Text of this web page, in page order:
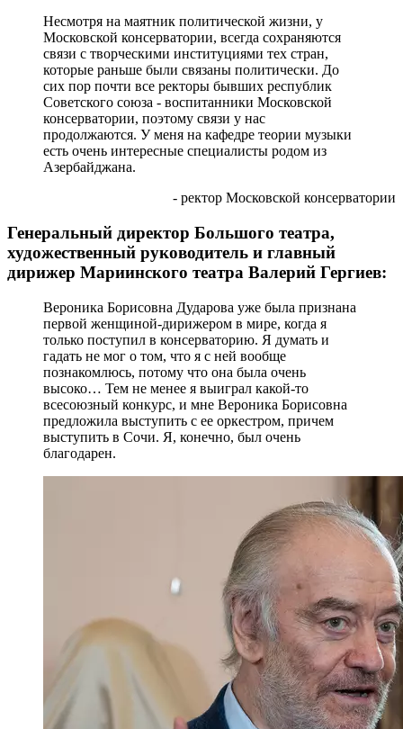
Несмотря на маятник политической жизни, у
Московской консерватории, всегда сохраняются
связи с творческими институциями тех стран,
которые раньше были связаны политически. До
сих пор почти все ректоры бывших республик
Советского союза - воспитанники Московской
консерватории, поэтому связи у нас
продолжаются. У меня на кафедре теории музыки
есть очень интересные специалисты родом из
Азербайджана.
- ректор Московской консерватории
Генеральный директор Большого театра,
художественный руководитель и главный
дирижер Мариинского театра Валерий Гергиев:
Вероника Борисовна Дударова уже была признана
первой женщиной-дирижером в мире, когда я
только поступил в консерваторию. Я думать и
гадать не мог о том, что я с ней вообще
познакомлюсь, потому что она была очень
высоко… Тем не менее я выиграл какой-то
всесоюзный конкурс, и мне Вероника Борисовна
предложила выступить с ее оркестром, причем
выступить в Сочи. Я, конечно, был очень
благодарен.